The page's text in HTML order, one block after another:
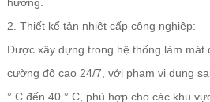
hưởng.
2. Thiết kế tản nhiệt cấp công nghiệp:
Được xây dựng trong hệ thống làm mát
cường độ cao 24/7, với phạm vi dung
° C đến 40 ° C, phù hợp cho các khu